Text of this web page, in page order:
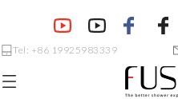
Tel: +86 19925983339